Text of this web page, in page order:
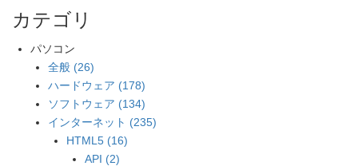
カテゴリ
パソコン
全般 (26)
ハードウェア (178)
ソフトウェア (134)
インターネット (235)
HTML5 (16)
API (2)